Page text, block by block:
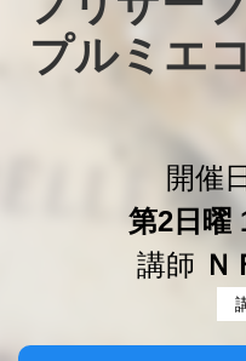
プルミエ
開催日
第2日曜
講師 Ｎ